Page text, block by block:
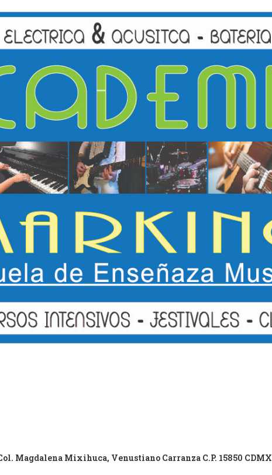
Magdalena Mixihuca, Venustiano Carranza C.P. 15850 CDMX